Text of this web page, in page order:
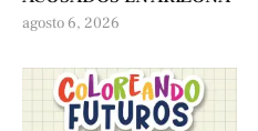
agosto 6, 2026